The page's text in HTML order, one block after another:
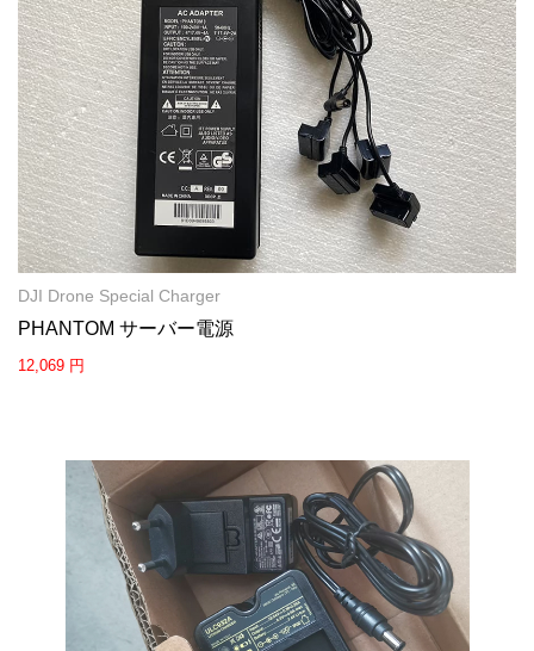
DJI Drone Special Charger
PHANTOM サーバー電源
12,069 円